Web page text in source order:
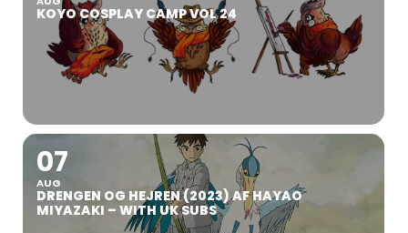
KOYO COSPLAY CAMP VOL 24
07
AUG
DRENGEN OG HEJREN (2023) AF HAYAO
MIYAZAKI – WITH UK SUBS